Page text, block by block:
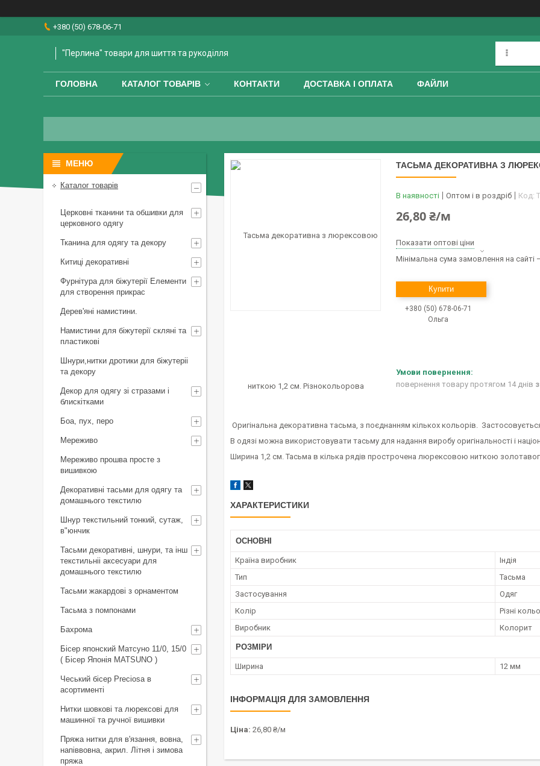
+380 (50) 678-06-71
"Перлина" товари для шиття та рукоділля
ГОЛОВНА КАТАЛОГ ТОВАРІВ КОНТАКТИ ДОСТАВКА І ОПЛАТА ФАЙЛИ
ТАСЬМА ДЕКОРАТИВНА З
В наявності Оптом і в роздріб Код:
26,80 ₴/м
Показати оптові ціни
Мінімальна сума замовлення на сайті
Купити
+380 (50) 678-06-71
Ольга
повернення товару протягом 14 днів
Оригінальна декоративна тасьма, з поєднанням кількох кольорів.
В одязі можна використовувати тасьму для надання виробу оригінальності і
Ширина 1,2 см. Тасьма в кілька рядів прострочена люрексовою ниткою
ХАРАКТЕРИСТИКИ
ОСНОВНІ
Країна виробник
Індія
Тип
Тасьма
Застосування
Одяг
Колір
Різні
Виробник
Колорит
РОЗМІРИ
Ширина 12 мм
ІНФОРМАЦІЯ ДЛЯ ЗАМОВЛЕННЯ
Ціна: 26,80 ₴/м
Каталог товарів
Церковні тканини та обшивки для
церковного одягу
Тканина для одягу та декору
Китиці декоративні
Фурнітура для біжутерії Елементи
для створення прикрас
Дерев'яні намистини.
Намистини для біжутерії скляні та
пластикові
Шнури,нитки дротики для біжутеріі
та декору
Декор для одягу зі стразами і
блискітками
Боа, пух, перо
Мереживо
Мереживо прошва просте з
вишивкою
Декоративні тасьми для одягу та
домашнього текстилю
Шнур текстильний тонкий, сутаж,
в"юнчик
Тасьми декоративні, шнури, та інш
текстильніі аксесуари для
домашнього текстилю
Тасьми жакардові з орнаментом
Тасьма з помпонами
Бахрома
Бісер японский Матсуно 11/0, 15/0
( Бісер Японія MATSUNO )
Чеський бісер Preciosa в
асортименті
Нитки шовкові та люрексові для
машинної та ручної вишивки
Пряжа нитки для в'язання, вовна,
напіввовна, акрил. Літня і зимова
пряжа